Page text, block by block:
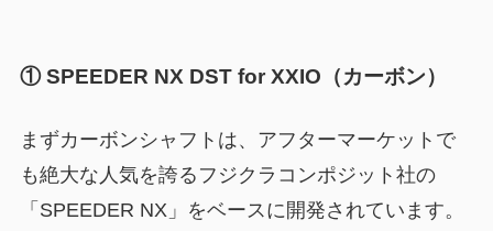
① SPEEDER NX DST for XXIO（カーボン）
まずカーボンシャフトは、アフターマーケットで
も絶大な人気を誇るフジクラコンポジット社の
「SPEEDER NX」をベースに開発されています。